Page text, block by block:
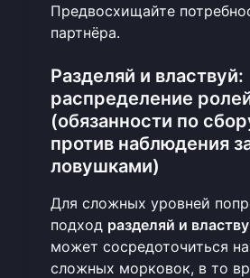
Предвосхищайте
партнёра.
Разделяй и властвуй:
распределение
(обязанности по
против наблюдения
ловушками)
Для сложных уровней
подход разделяй и
может сосредоточиться
сложных морковок, в то